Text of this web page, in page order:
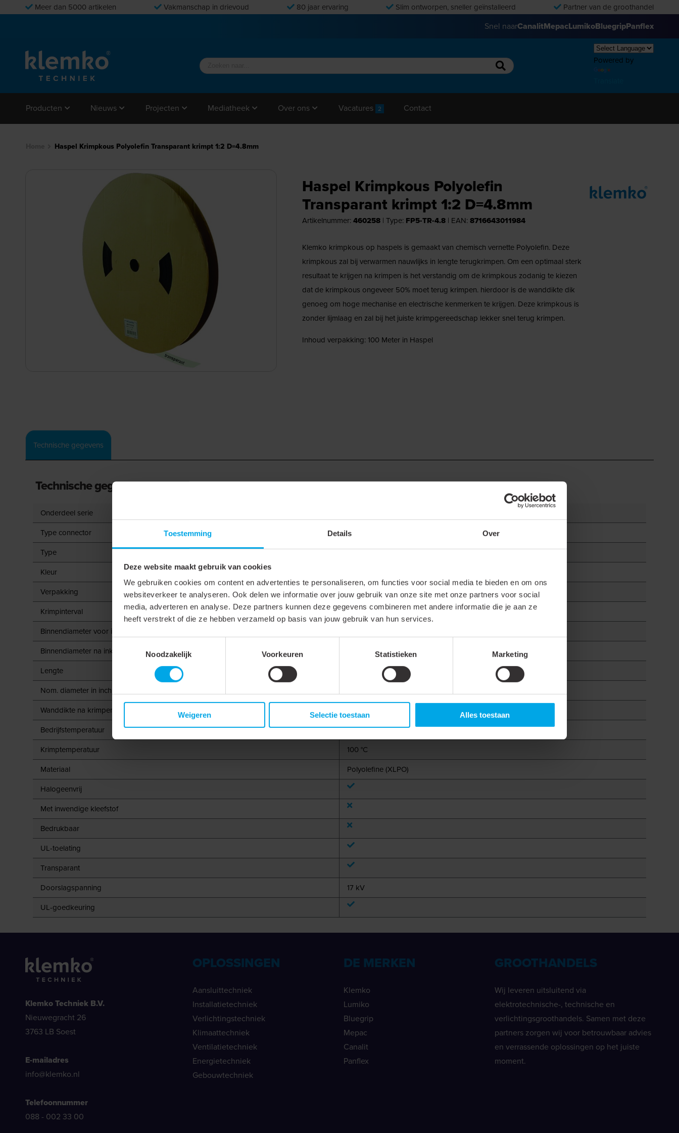
Toestemming Details Over
Deze website maakt gebruik van cookies
We gebruiken cookies om content en advertenties te personaliseren, om functies voor social media te bieden en om ons
websiteverkeer te analyseren. Ook delen we informatie over jouw gebruik van onze site met onze partners voor social
media, adverteren en analyse. Deze partners kunnen deze gegevens combineren met andere informatie die je aan ze
heeft verstrekt of die ze hebben verzameld op basis van jouw gebruik van hun services.
Toestemmingsselectie
Noodzakelijk
Voorkeuren Statistieken Marketing
Weigeren Selectie toestaan Alles toestaan
Meer dan 5000 artikelen Vakmanschap in drievoud 80 jaar ervaring Slim ontworpen, sneller geïnstalleerd Partner van de groothandel
Snel naarCanalitMepacLumikoBluegripPanflex
Powered by
Producten Nieuws Projecten Mediatheek Over ons Vacatures 2 Contact
Haspel Krimpkous Polyolefin Transparant krimpt 1:2 D=4.8mm
Haspel Krimpkous Polyolefin
Transparant krimpt 1:2 D=4.8mm
Artikelnummer: 460258| Type: FP5-TR-4.8 | EAN: 8716643011984
Klemko krimpkous op haspels is gemaakt van chemisch vernette Polyolefin. Deze
krimpkous zal bij verwarmen nauwlijks in lengte terugkrimpen. Om een optimaal sterk
resultaat te krijgen na krimpen is het verstandig om de krimpkous zodanig te kiezen
dat de krimpkous ongeveer 50% moet terug krimpen. hierdoor is de wanddikte dik
genoeg om hoge mechanise en electrische kenmerken te krijgen. Deze krimpkous is
zonder lijmlaag en zal bij het juiste krimpgereedschap lekker snel terug krimpen.
Inhoud verpakking: 100 Meter in Haspel
Technische gegevens
Technische gegevens
Onderdeel serie
Type connector
Dunwandig
Type
Warmkrimp
Kleur
Verpakking
Op haspel
Krimpinterval
2:1
Binnendiameter voor inkrimping
Binnendiameter na inkrimping
Lengte
Nom. diameter in inch
Wanddikte na krimpen
0.51 mm
Bedrijfstemperatuur
-55 - 135 °C
Krimptemperatuur
100 °C
Materiaal
Polyolefine (XLPO)
Halogeenvrij
Met inwendige kleefstof
Bedrukbaar
UL-toelating
Transparant
Doorslagspanning
17 kV
UL-goedkeuring
Klemko Techniek B.V.
Nieuwegracht 26
3763 LB Soest
E-mailadres
info@klemko.nl
Telefoonnummer
088 - 002 33 00
OPLOSSINGEN
Aansluittechniek
Installatietechniek
Verlichtingstechniek
Klimaattechniek
Ventilatietechniek
Energietechniek
Gebouwtechniek
DE MERKEN
Klemko
Lumiko
Bluegrip
Mepac
Canalit
Panflex
GROOTHANDELS
Wij leveren uitsluitend via
elektrotechnische-, technische en
verlichtingsgroothandels. Samen met deze
partners zorgen wij voor betrouwbaar advies
en verrassende oplossingen op het juiste
moment.